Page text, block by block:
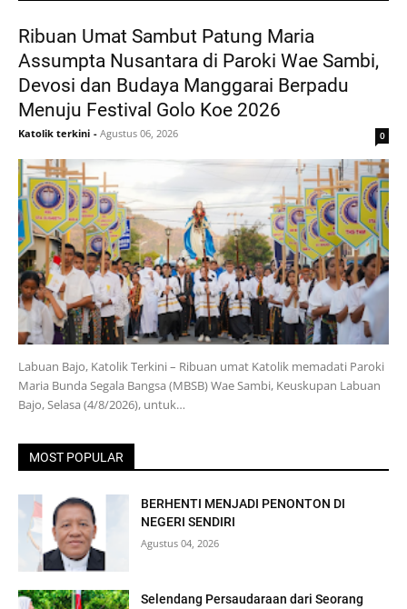
Ribuan Umat Sambut Patung Maria
Assumpta Nusantara di Paroki Wae Sambi,
Devosi dan Budaya Manggarai Berpadu
Menuju Festival Golo Koe 2026
Katolik terkini - Agustus 06, 2026 0
Labuan Bajo, Katolik Terkini – Ribuan umat Katolik memadati Paroki
Maria Bunda Segala Bangsa (MBSB) Wae Sambi, Keuskupan Labuan
Bajo, Selasa (4/8/2026), untuk…
MOST POPULAR
BERHENTI MENJADI PENONTON DI
NEGERI SENDIRI
Agustus 04, 2026
Selendang Persaudaraan dari Seorang